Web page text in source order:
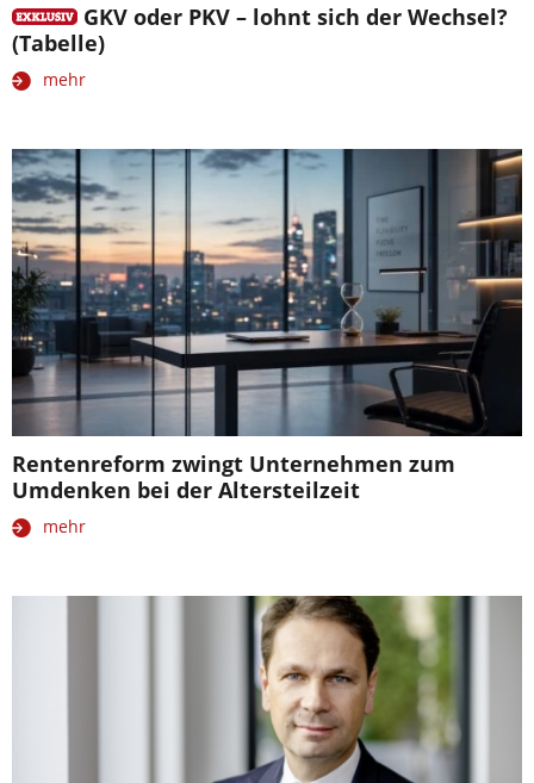
GKV oder PKV – lohnt sich der Wechsel?
(Tabelle)
mehr
Rentenreform zwingt Unternehmen zum
Umdenken bei der Altersteilzeit
mehr